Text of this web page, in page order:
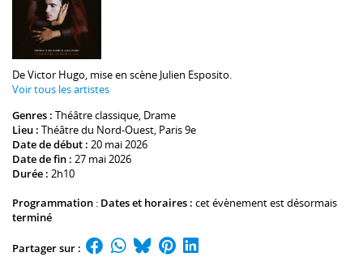
DeVictor Hugo, mise en scène Julien Esposito.
Voir tous les artistes
Genres : Théâtre classique, Drame
Lieu : Théâtre du Nord-Ouest, Paris 9e
Date de début : 20 mai 2026
Date de fin : 27 mai 2026
Durée : 2h10
Programmation : Dates et horaires : cet évènement est désormais
terminé
Partager sur :